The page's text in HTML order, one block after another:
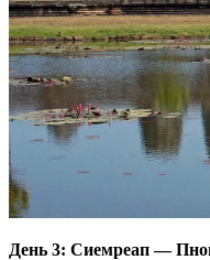
День 3: Сиемреап —